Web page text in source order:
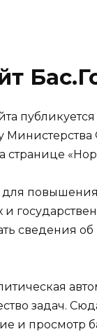
странице
повышения
сведения
задач.
и просмотр